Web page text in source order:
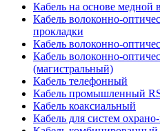
Кабель на основе медной
Кабель волоконно-
прокладки
Кабель волоконно-
Кабель волоконно-
(магистральный)
Кабель телефонный
Кабель промышленный
Кабель коаксиальный
Кабель для систем